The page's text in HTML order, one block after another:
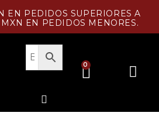
EN PEDIDOS SUPERIORES A
EN PEDIDOS MENORES.
Search
0 CART